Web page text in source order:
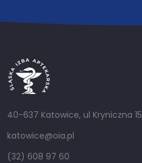
40-637 Katowice, ul Kryniczna 15
katowice@oia.pl
(32) 608 97 60